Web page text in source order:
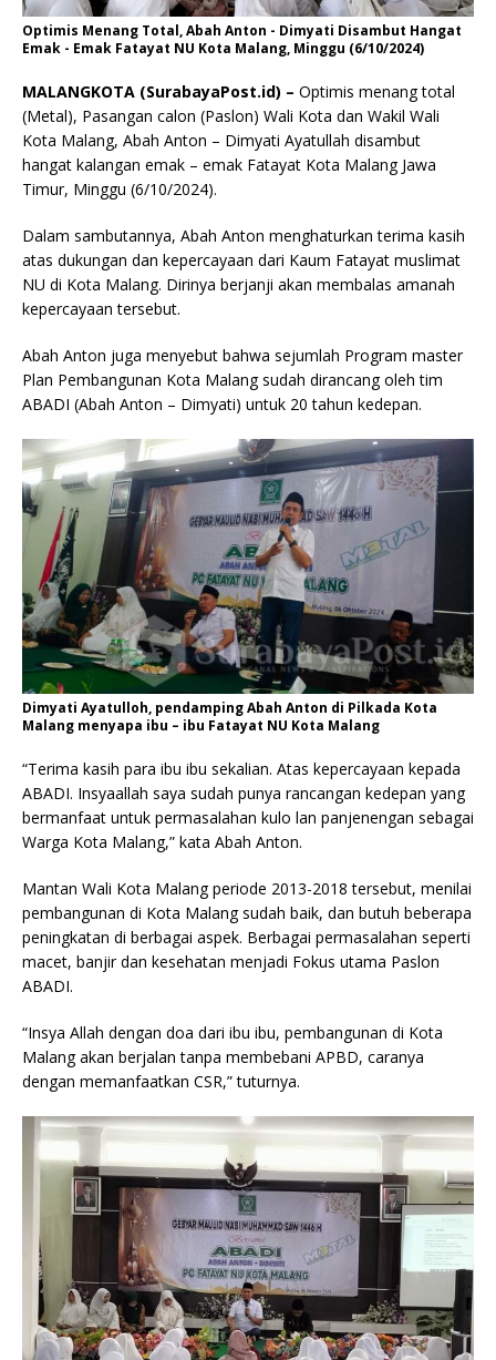
Optimis Menang Total, Abah Anton - Dimyati Disambut Hangat
Emak - Emak Fatayat NU Kota Malang, Minggu (6/10/2024)
MALANGKOTA (SurabayaPost.id) – Optimis menang total
(Metal), Pasangan calon (Paslon) Wali Kota dan Wakil Wali
Kota Malang, Abah Anton – Dimyati Ayatullah disambut
hangat kalangan emak – emak Fatayat Kota Malang Jawa
Timur, Minggu (6/10/2024).
Dalam sambutannya, Abah Anton menghaturkan terima kasih
atas dukungan dan kepercayaan dari Kaum Fatayat muslimat
NU di Kota Malang. Dirinya berjanji akan membalas amanah
kepercayaan tersebut.
Abah Anton juga menyebut bahwa sejumlah Program master
Plan Pembangunan Kota Malang sudah dirancang oleh tim
ABADI (Abah Anton – Dimyati) untuk 20 tahun kedepan.
Dimyati Ayatulloh, pendamping Abah Anton di Pilkada Kota
Malang menyapa ibu – ibu Fatayat NU Kota Malang
“Terima kasih para ibu ibu sekalian. Atas kepercayaan kepada
ABADI. Insyaallah saya sudah punya rancangan kedepan yang
bermanfaat untuk permasalahan kulo lan panjenengan sebagai
Warga Kota Malang,” kata Abah Anton.
Mantan Wali Kota Malang periode 2013-2018 tersebut, menilai
pembangunan di Kota Malang sudah baik, dan butuh beberapa
peningkatan di berbagai aspek. Berbagai permasalahan seperti
macet, banjir dan kesehatan menjadi Fokus utama Paslon
ABADI.
“Insya Allah dengan doa dari ibu ibu, pembangunan di Kota
Malang akan berjalan tanpa membebani APBD, caranya
dengan memanfaatkan CSR,” tuturnya.